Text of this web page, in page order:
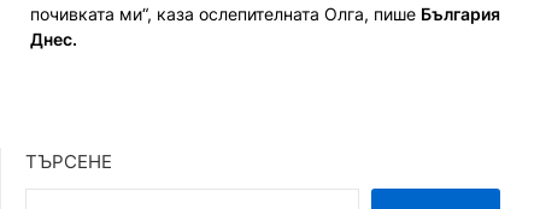
почивката ми“, каза ослепителната Олга, пише България
Днес.
ТЪРСЕНЕ